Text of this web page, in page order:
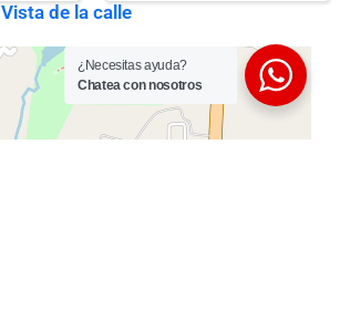
Vista de la calle
¿Necesitas ayuda?
Chatea con nosotros